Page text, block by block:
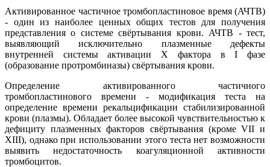
Активированное частичное тромбопластиновое время (АЧТВ)
- один из наиболее ценных общих тестов для получения
представления о системе свёртывания крови. АЧТВ - тест,
выявляющий исключительно плазменные дефекты
внутренней системы активации Х фактора в I фазе
(образование протромбиназы) свёртывания крови.
Определение активированного частичного
тромбопластинового времени - модификация теста на
определение времени рекальцификации стабилизированной
крови (плазмы). Обладает более высокой чувствительностью к
дефициту плазменных факторов свёртывания (кроме VII и
XIII), однако при использовании этого теста нет возможности
выявить недостаточность коагуляционной активности
тромбоцитов.